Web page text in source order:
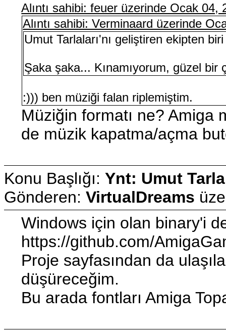
Alıntı sahibi: feuer üzerinde Ocak 04,
Alıntı sahibi: Verminaard üzerinde
Umut Tarlaları'nı geliştiren ekipten
Şaka şaka... Kınamıyorum, güzel bir
:))) ben müziği falan riplemiştim.
Müziğin formatı ne? Amiga
de müzik kapatma/açma
Konu Başlığı: Ynt: Umut
Gönderen: VirtualDreams
Windows için olan binary'i
https://github.com/
Proje sayfasından da
düşüreceğim.
Bu arada fontları Amiga